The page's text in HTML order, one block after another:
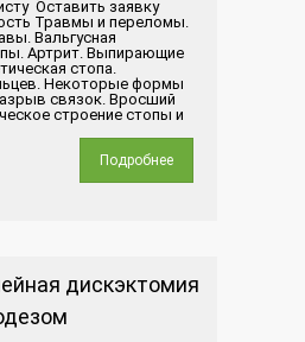
Оставить заявку
Травмы и переломы.
Вальгусная
Артрит. Выпирающие
стопа.
Некоторые формы
связок. Вросший
строение стопы и
Подробнее
дискэктомия